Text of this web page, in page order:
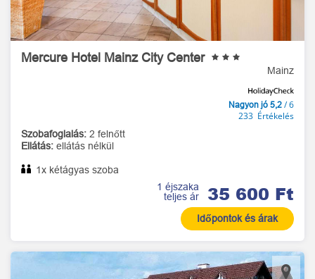
Mercure Hotel Mainz City Center
Mainz
Nagyon jó 5,2 / 6
233 Értékelés
Szobafoglalás: 2 felnőtt
Ellátás: ellátás nélkül
1x kétágyas szoba
1 éjszaka
teljes ár
35 600 Ft
Időpontok és árak